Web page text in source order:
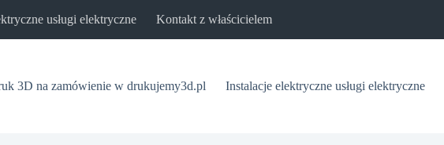
usługi elektryczne Kontakt z właścicielem
3D na zamówienie w drukujemy3d.pl Instalacje elektryczne usługi elektryczne